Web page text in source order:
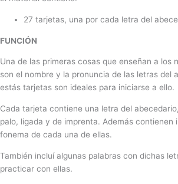
27 tarjetas, una por cada letra del
FUNCIÓN
Una de las primeras cosas que enseñan a los
son el nombre y la pronuncia de las letras del
estás tarjetas son ideales para iniciarse a ello.
Cada tarjeta contiene una letra del
palo, ligada y de imprenta. Además contienen
fonema de cada una de ellas.
También incluí algunas palabras con dichas
practicar con ellas.